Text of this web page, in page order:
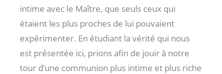
intime avec le Maître, que seuls ceux qui
étaient les plus proches de lui pouvaient
expérimenter. En étudiant la vérité qui nous
est présentée ici, prions afin de jouir à notre
tour d’une communion plus intime et plus riche